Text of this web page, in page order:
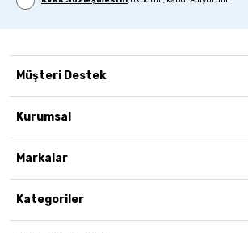
Müşteri Destek
Kurumsal
Markalar
Kategoriler